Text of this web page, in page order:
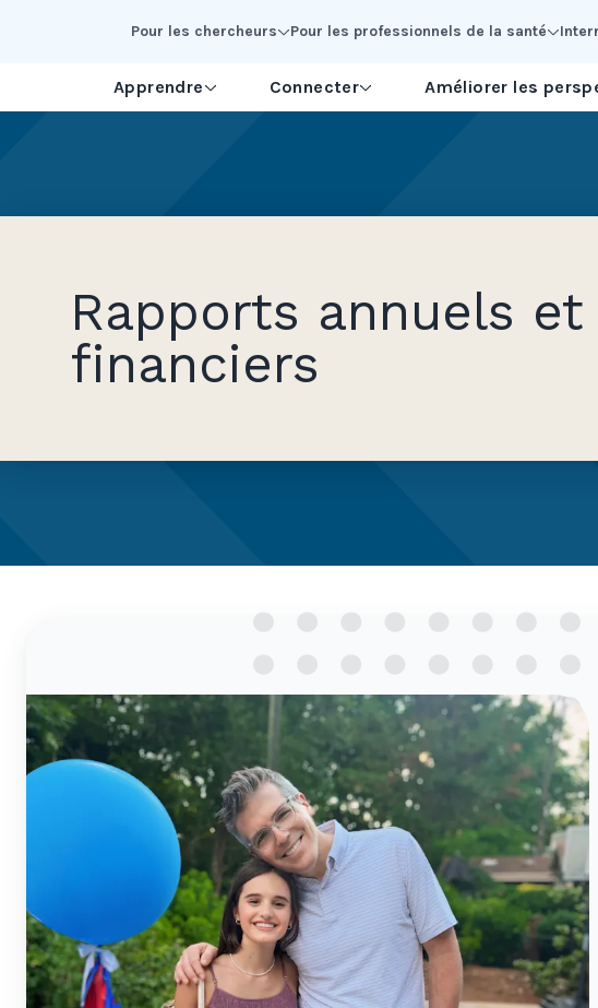
Pour les chercheurs Pour les professionnels de la santé
Apprendre Connecter Améliorer les
Rapports annuels et
financiers